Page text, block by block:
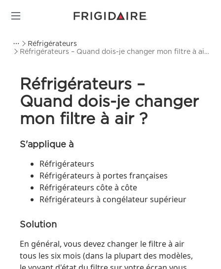
Réfrigérateurs
Réfrigérateurs – Quand dois-je changer mon filtre à air
Réfrigérateurs –
Quand dois-je changer
mon filtre à air ?
S'applique à
Réfrigérateurs
Réfrigérateurs à portes françaises
Réfrigérateurs côte à côte
Réfrigérateurs à congélateur supérieur
Solution
En général, vous devez changer le filtre à air
tous les six mois (dans la plupart des modèles,